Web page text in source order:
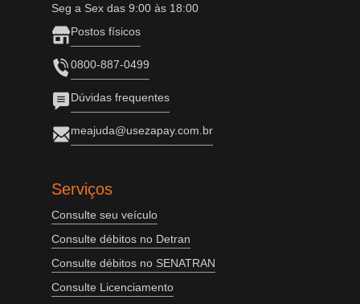
Seg a Sex das 9:00 às 18:00
Postos físicos
0800-887-0499
Dúvidas frequentes
meajuda@usezapay.com.br
Serviços
Consulte seu veículo
Consulte débitos no Detran
Consulte débitos no SENATRAN
Consulte Licenciamento